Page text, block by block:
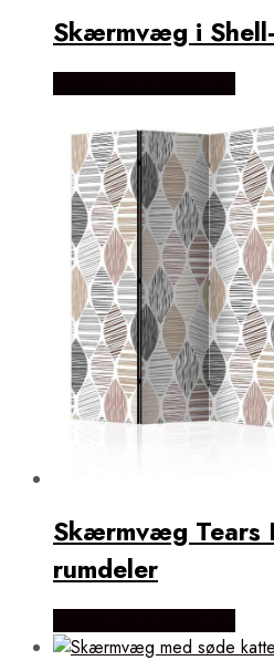
Skærmvæg i
Skærmvæg Tears
rumdeler